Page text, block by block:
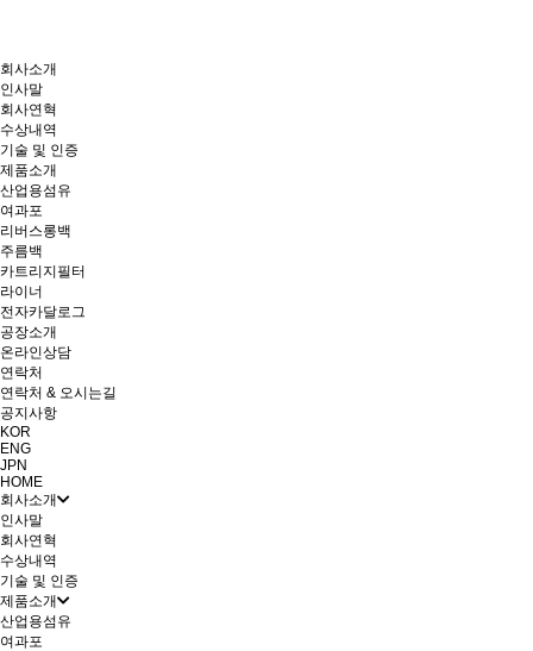
회사소개
인사말
회사연혁
수상내역
기술 및 인증
제품소개
산업용섬유
여과포
리버스롱백
주름백
카트리지필터
라이너
전자카달로그
공장소개
온라인상담
연락처
연락처 & 오시는길
공지사항
KOR
ENG
JPN
HOME
회사소개
인사말
회사연혁
수상내역
기술 및 인증
제품소개
산업용섬유
여과포